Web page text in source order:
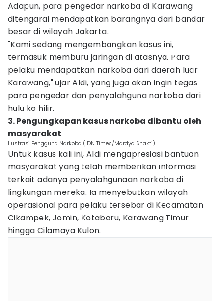
Adapun, para pengedar narkoba di Karawang
ditengarai mendapatkan barangnya dari bandar
besar di wilayah Jakarta.
"Kami sedang mengembangkan kasus ini,
termasuk memburu jaringan di atasnya. Para
pelaku mendapatkan narkoba dari daerah luar
Karawang," ujar Aldi, yang juga akan ingin tegas
para pengedar dan penyalahguna narkoba dari
hulu ke hilir.
3. Pengungkapan kasus narkoba dibantu oleh
masyarakat
Ilustrasi Pengguna Narkoba (IDN Times/Mardya Shakti)
Untuk kasus kali ini, Aldi mengapresiasi bantuan
masyarakat yang telah memberikan informasi
terkait adanya penyalahgunaan narkoba di
lingkungan mereka. Ia menyebutkan wilayah
operasional para pelaku tersebar di Kecamatan
Cikampek, Jomin, Kotabaru, Karawang Timur
hingga Cilamaya Kulon.